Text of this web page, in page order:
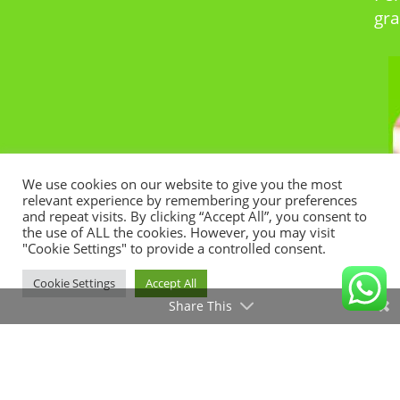
We use cookies on our website to give you the most
relevant experience by remembering your preferences
and repeat visits. By clicking “Accept All”, you consent to
the use of ALL the cookies. However, you may visit
"Cookie Settings" to provide a controlled consent.
Cookie Settings Accept All
Share This